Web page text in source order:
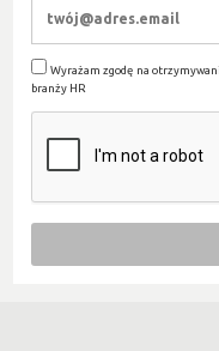
Wyrażam zgodę na
branży HR